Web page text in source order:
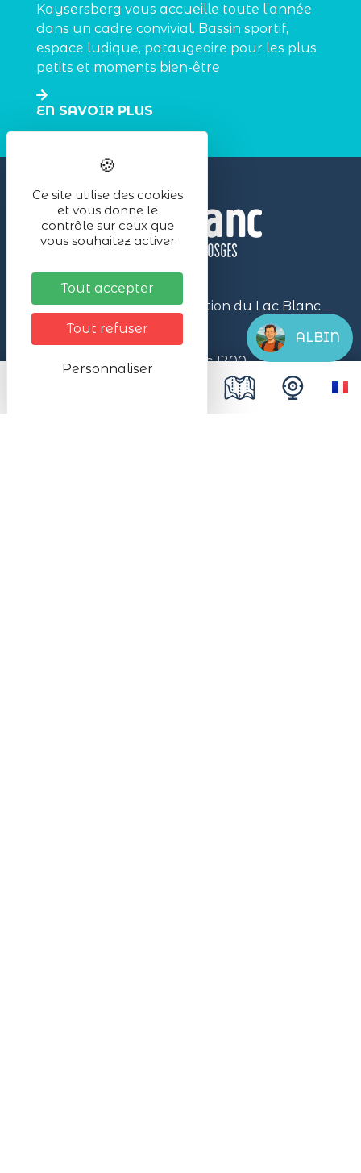
Kaysersberg vous accueille toute l’année
dans un cadre convivial. Bassin sportif,
espace ludique, pataugeoire pour les plus
petits et moments bien-être
EN SAVOIR PLUS
Office de Tourisme de la Station du Lac Blanc
- Massif des Vosges
Bâtiment d’accueil Lac Blanc 1200,
68370 Station du Lac Blanc 1200
ALBIN
Ce site utilise des cookies
et vous donne le
contrôle sur ceux que
vous souhaitez activer
Tout accepter
Tout refuser
Personnaliser